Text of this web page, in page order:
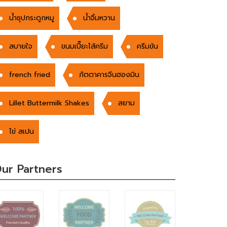
น้ำซุปกระดูกหมู นํ้าจิ้มหวาน
สบายใจ ขนมเปี๊ยะไส้ครีม ครีมข้น
french fried ภัตตาคารจีนฮองมิน
Lillet Buttermilk Shakes สยาม
ไข่ สเปน
Partners